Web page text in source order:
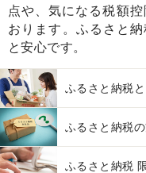
点や、気になる税額
おります。ふるさと
と安心です。
ふるさと納税
ふるさと納税
ふるさと納税